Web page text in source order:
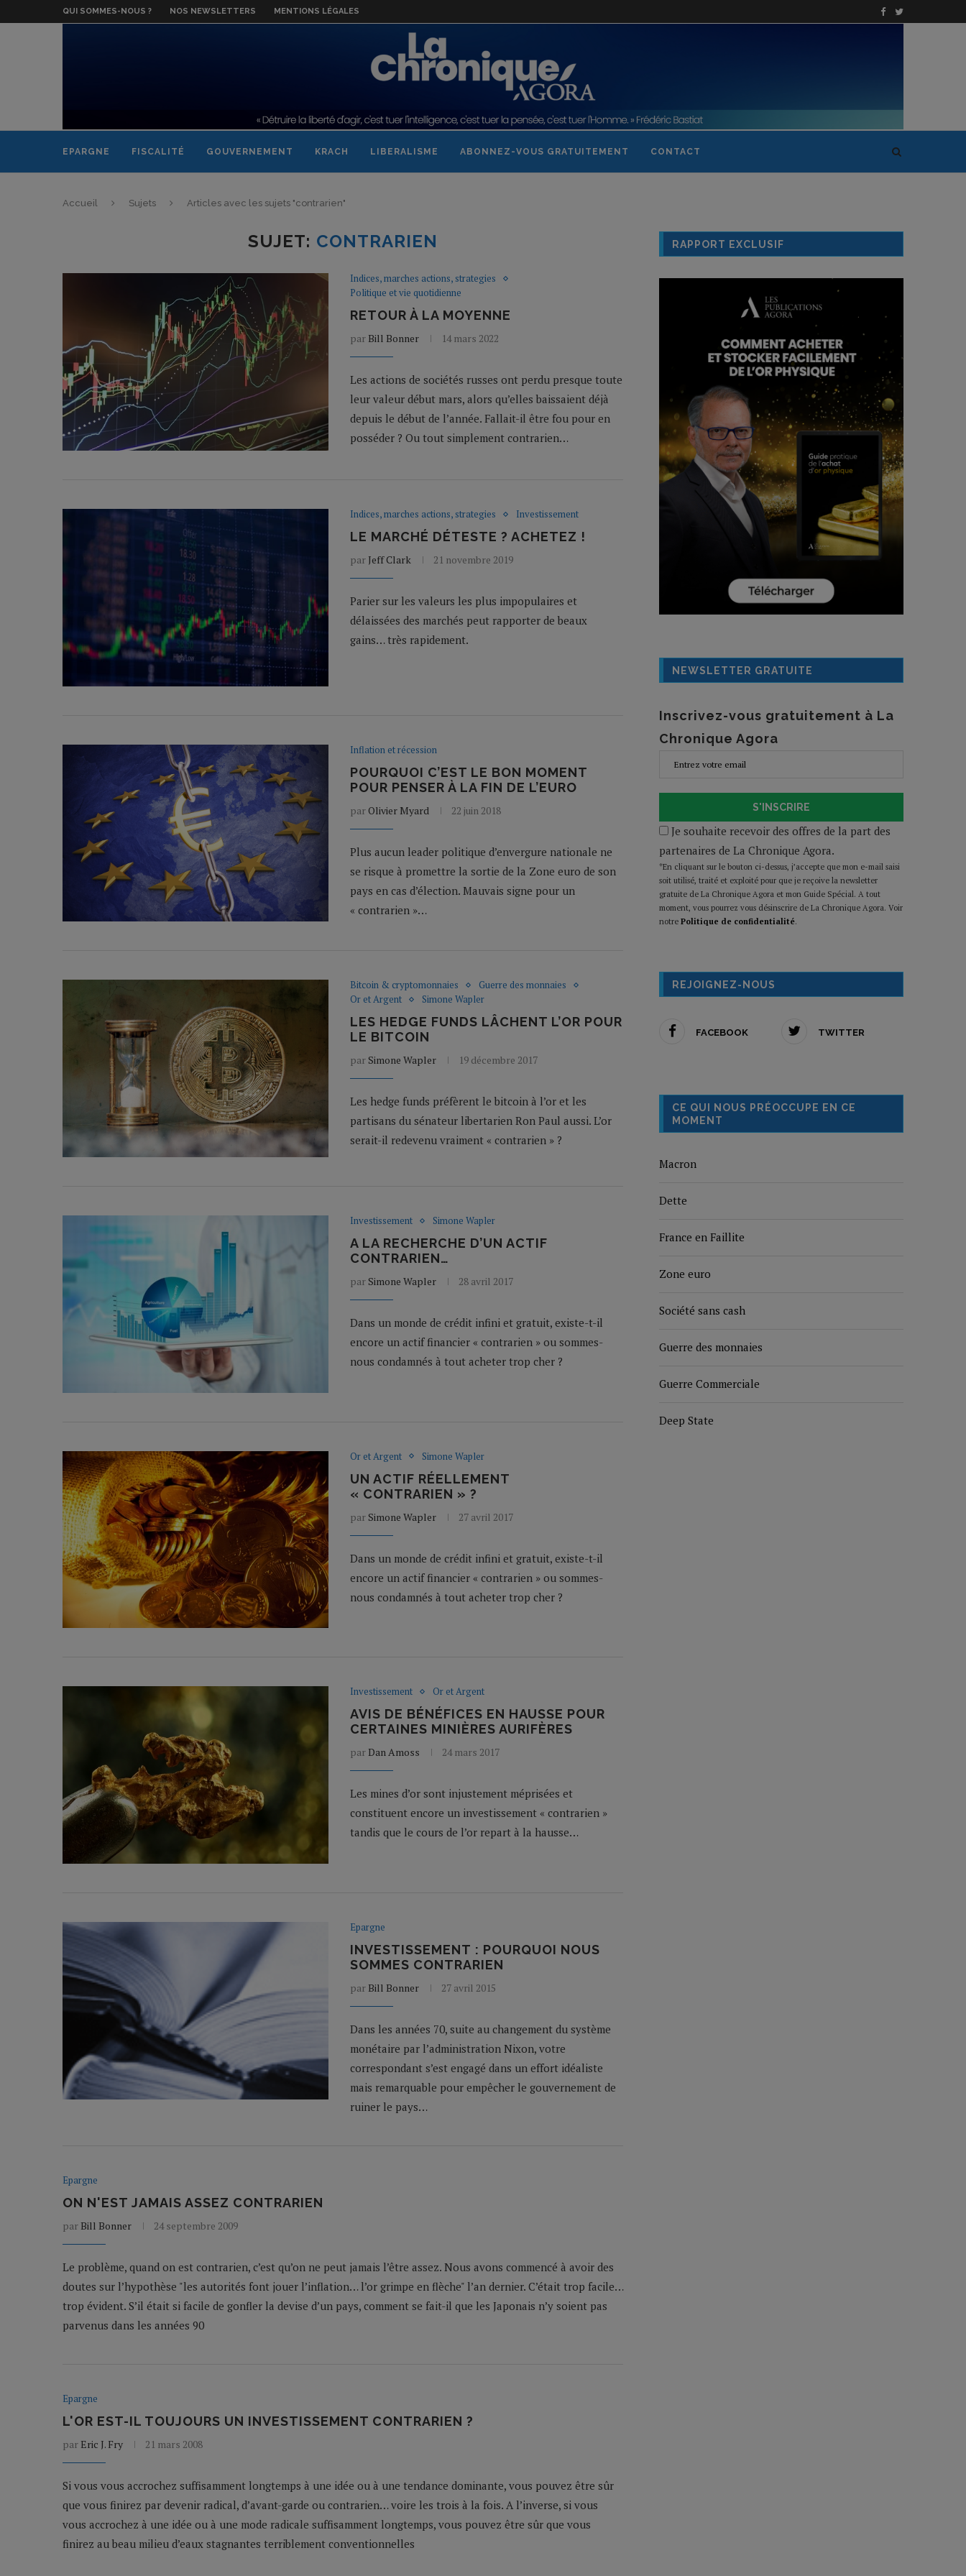
QUI SOMMES-NOUS ? NOS NEWSLETTERS MENTIONS LÉGALES
EPARGNE FISCALITÉ GOUVERNEMENT KRACH LIBERALISME ABONNEZ-VOUS GRATUITEMENT CONTACT
Accueil Sujets Articles avec les sujets "contrarien"
SUJET: CONTRARIEN
Indices, marches actions, strategies
Politique et vie quotidienne
RETOUR À LA MOYENNE
par Bill Bonner 14 mars 2022
Les actions de sociétés russes ont perdu presque toute
leur valeur début mars, alors qu’elles baissaient déjà
depuis le début de l’année. Fallait-il être fou pour en
posséder ? Ou tout simplement contrarien…
Indices, marches actions, strategies Investissement
LE MARCHÉ DÉTESTE ? ACHETEZ !
par Jeff Clark 21 novembre 2019
Parier sur les valeurs les plus impopulaires et
délaissées des marchés peut rapporter de beaux
gains… très rapidement.
Inflation et récession
POURQUOI C’EST LE BON MOMENT
POUR PENSER À LA FIN DE L’EURO
parOlivier Myard 22 juin 2018
Plus aucun leader politique d’envergure nationale ne
se risque à promettre la sortie de la Zone euro de son
pays en cas d’élection. Mauvais signe pour un
« contrarien »…
Bitcoin & cryptomonnaies
Guerre des monnaies
Or et Argent
Simone Wapler
LES HEDGE FUNDS LÂCHENT L’OR POUR
LE BITCOIN
par Simone Wapler 19 décembre 2017
Les hedge funds préfèrent le bitcoin à l’or et les
partisans du sénateur libertarien Ron Paul aussi. L’or
serait-il redevenu vraiment « contrarien » ?
Investissement Simone Wapler
A LA RECHERCHE D’UN ACTIF
CONTRARIEN…
par Simone Wapler 28 avril 2017
Dans un monde de crédit infini et gratuit, existe-t-il
encore un actif financier « contrarien » ou sommes-
nous condamnés à tout acheter trop cher ?
Or et Argent Simone Wapler
UN ACTIF RÉELLEMENT
« CONTRARIEN » ?
par Simone Wapler 27 avril 2017
Dans un monde de crédit infini et gratuit, existe-t-il
encore un actif financier « contrarien » ou sommes-
nous condamnés à tout acheter trop cher ?
Investissement Or et Argent
AVIS DE BÉNÉFICES EN HAUSSE POUR
CERTAINES MINIÈRES AURIFÈRES
parDan Amoss 24 mars 2017
Les mines d’or sont injustement méprisées et
constituent encore un investissement « contrarien »
tandis que le cours de l’or repart à la hausse…
Epargne
INVESTISSEMENT : POURQUOI NOUS
SOMMES CONTRARIEN
par Bill Bonner 27 avril 2015
Dans les années 70, suite au changement du système
monétaire par l’administration Nixon, votre
correspondant s’est engagé dans un effort idéaliste
mais remarquable pour empêcher le gouvernement de
ruiner le pays…
Epargne
ON N'EST JAMAIS ASSEZ CONTRARIEN
par Bill Bonner 24 septembre 2009
Le problème, quand on est contrarien, c’est qu’on ne peut jamais l’être assez. Nous avons commencé à avoir des
doutes sur l’hypothèse "les autorités font jouer l’inflation… l’or grimpe en flèche" l’an dernier. C’était trop facile…
trop évident. S’il était si facile de gonfler la devise d’un pays, comment se fait-il que les Japonais n’y soient pas
parvenus dans les années 90
Epargne
L'OR EST-IL TOUJOURS UN INVESTISSEMENT CONTRARIEN ?
par Eric J. Fry 21 mars 2008
Si vous vous accrochez suffisamment longtemps à une idée ou à une tendance dominante, vous pouvez être sûr
que vous finirez par devenir radical, d’avant-garde ou contrarien… voire les trois à la fois. A l’inverse, si vous
vous accrochez à une idée ou à une mode radicale suffisamment longtemps, vous pouvez être sûr que vous
finirez au beau milieu d’eaux stagnantes terriblement conventionnelles
RAPPORT EXCLUSIF
NEWSLETTER GRATUITE
Inscrivez-vous gratuitement à La
Chronique Agora
S'INSCRIRE
Je souhaite recevoir des offres de la part des
partenaires de La Chronique Agora.
*En cliquant sur le bouton ci-dessus, j’accepte que mon e-mail saisi
soit utilisé, traité et exploité pour que je reçoive la newsletter
gratuite de La Chronique Agora et mon Guide Spécial. A tout
moment, vous pourrez vous désinscrire de La Chronique Agora. Voir
notre Politique de confidentialité.
REJOIGNEZ-NOUS
FACEBOOK TWITTER
CE QUI NOUS PRÉOCCUPE EN CE
MOMENT
Macron
Dette
France en Faillite
Zone euro
Société sans cash
Guerre des monnaies
Guerre Commerciale
Deep State